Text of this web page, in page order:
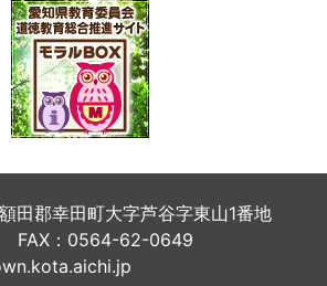
郡幸田町大字芦谷字東山1番地
FAX：0564-62-0649